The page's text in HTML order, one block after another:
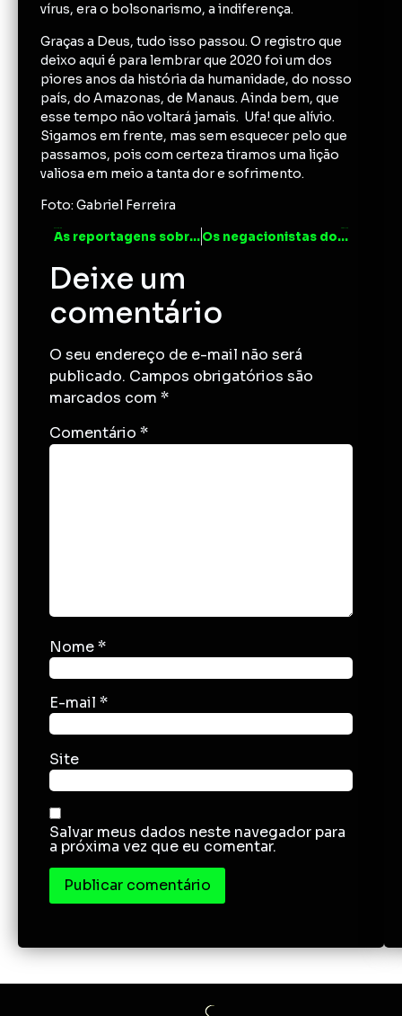
vírus, era o bolsonarismo, a indiferença.
Graças a Deus, tudo isso passou. O registro que
deixo aqui é para lembrar que 2020 foi um dos
piores anos da história da humanidade, do nosso
país, do Amazonas, de Manaus. Ainda bem, que
esse tempo não voltará jamais. Ufa! que alívio.
Sigamos em frente, mas sem esquecer pelo que
passamos, pois com certeza tiramos uma lição
valiosa em meio a tanta dor e sofrimento.
Foto: Gabriel Ferreira
As reportagens sobre a covid Os negacionistas do Zap Zap
Deixe um
comentário
O seu endereço de e-mail não será
publicado. Campos obrigatórios são
marcados com *
Comentário *
Nome*
E-mail *
Site
Salvar meus dados neste navegador para
a próxima vez que eu comentar.